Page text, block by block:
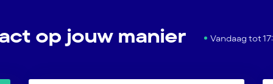
op jouw manier Vandaag tot